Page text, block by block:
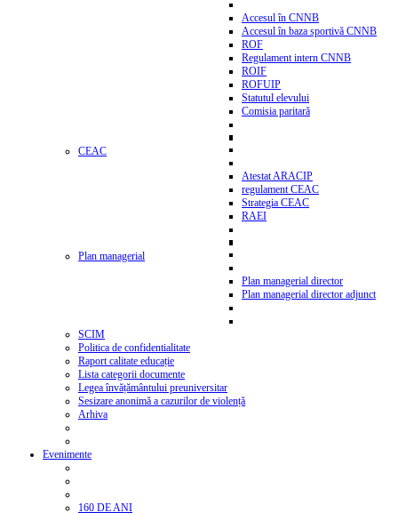
Accesul în CNNB
Accesul în baza sportivă CNNB
ROF
Regulament intern CNNB
ROIF
ROFUIP
Statutul elevului
Comisia paritară
CEAC
Atestat ARACIP
regulament CEAC
Strategia CEAC
RAEI
Plan managerial
Plan managerial director
Plan managerial director adjunct
SCIM
Politica de confidentialitate
Raport calitate educație
Lista categorii documente
Legea învățământului preuniversitar
Sesizare anonimă a cazurilor de violență
Arhiva
Evenimente
160 DE ANI